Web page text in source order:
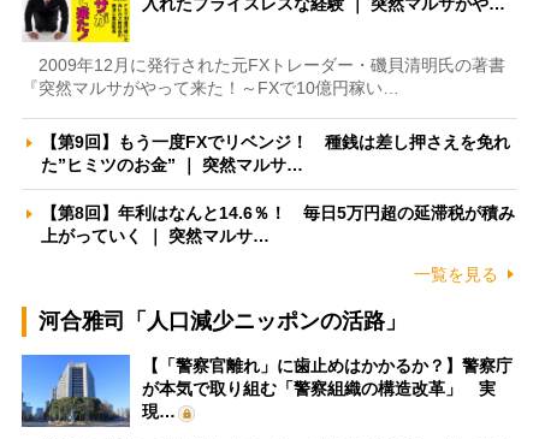
入れたプライスレスな経験 ｜ 突然マルサがや…
2009年12月に発行された元FXトレーダー・磯貝清明氏の著書
『突然マルサがやって来た！～FXで10億円稼い…
【第9回】もう一度FXでリベンジ！ 種銭は差し押さえを免れ
た”ヒミツのお金” ｜ 突然マルサ…
【第8回】年利はなんと14.6％！ 毎日5万円超の延滞税が積み
上がっていく ｜ 突然マルサ…
一覧を見る
河合雅司「人口減少ニッポンの活路」
【「警察官離れ」に歯止めはかかるか？】警察庁
が本気で取り組む「警察組織の構造改革」 実
現…